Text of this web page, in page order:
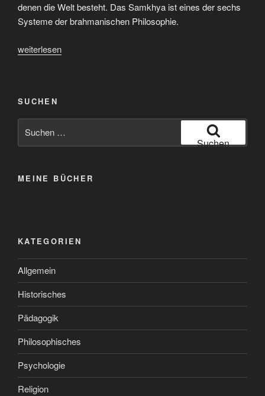
denen die Welt besteht. Das Samkhya ist eines der sechs
Systeme der brahmanischen Philosophie.
„Das
weiterlesen
SUCHEN
nach:
Suchen
MEINE BÜCHER
KATEGORIEN
Allgemein
Historisches
Pädagogik
Philosophisches
Psychologie
Religion